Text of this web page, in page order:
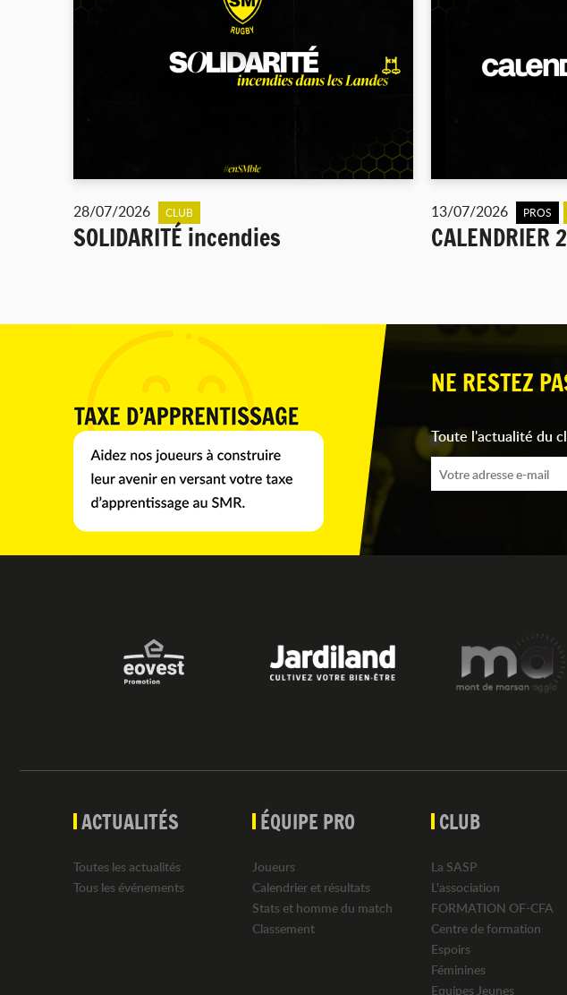
28/07/2026 CLUB
SOLIDARITÉ incendies
13/07/2026 PROS
CALENDRIER
NE RESTEZ
Toute l'actualité du
ACTUALITÉS
Toutes les actualités
Tous les événements
ÉQUIPE PRO
Joueurs
Calendrier et résultats
Stats et homme du match
Classement
CLUB
La SASP
L'association
FORMATION OF-CFA
Centre de formation
Espoirs
Féminines
Equipes Jeunes